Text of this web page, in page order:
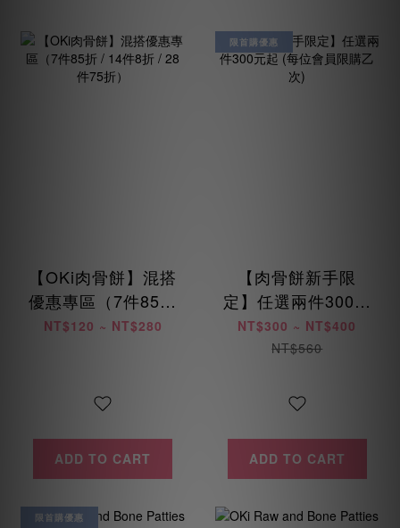
【OKi肉骨餅】混搭
優惠專區（7件85折
/ 14件8折 / 28件75
NT$120 ~ NT$280
ADD TO CART
限首購優惠
【肉骨餅新手限
定】任選兩件300元
起 (每位會員限購乙
次)
NT$300 ~ NT$400
NT$560
ADD TO CART
限首購優惠